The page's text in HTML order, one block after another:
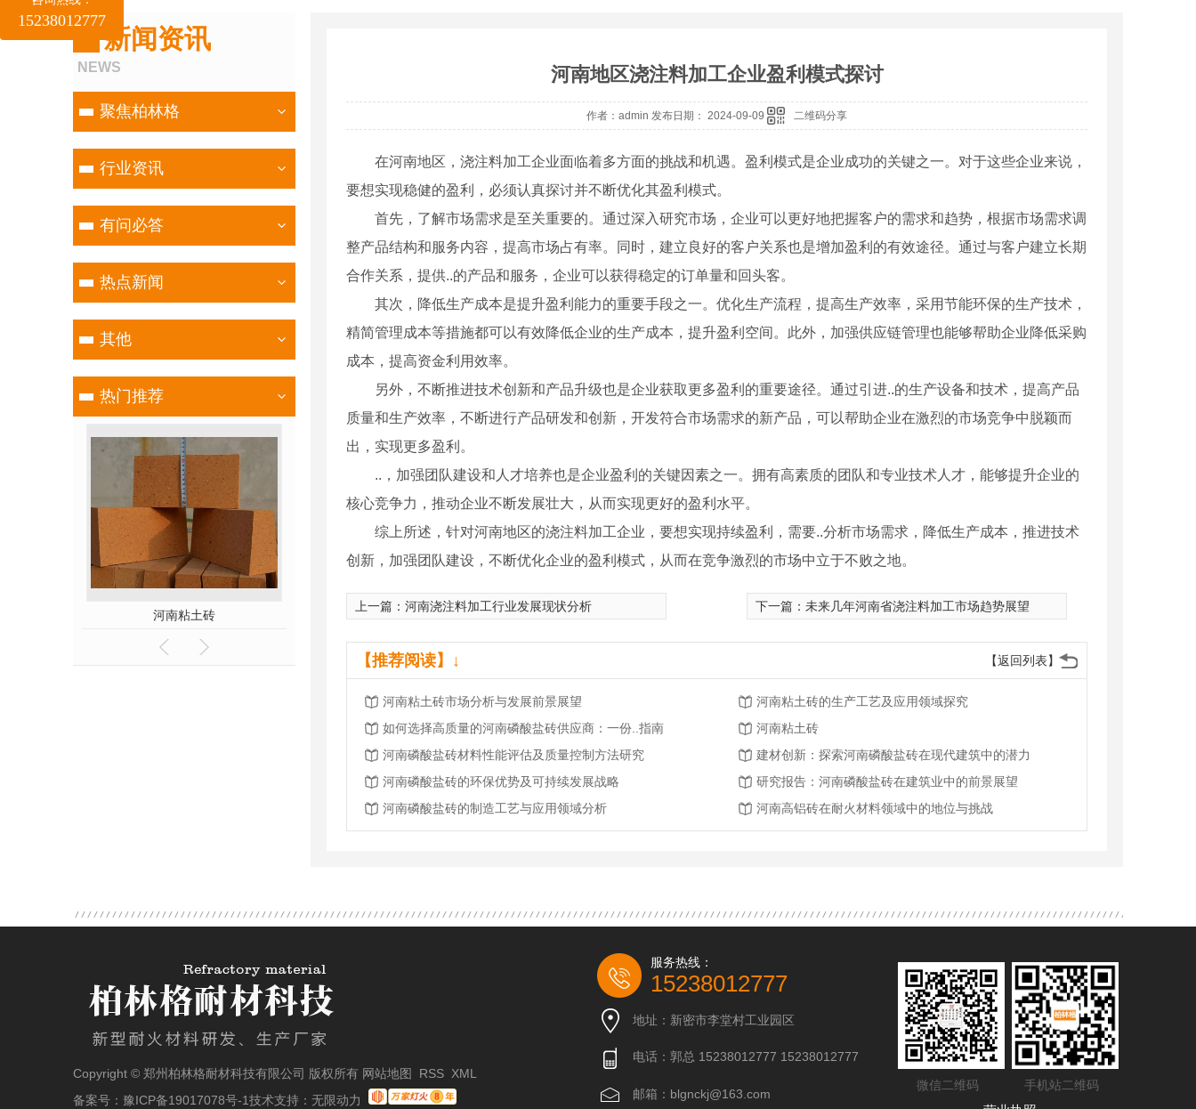
新闻资讯
NEWS
聚焦柏林格
行业资讯
有问必答
热点新闻
其他
热门推荐
河南粘土砖 河南磷酸盐砖 河南浇注料厂家
河南地区浇注料加工企业盈利模式探讨
作者：admin 发布日期： 2024-09-09 二维码分享
在河南地区，浇注料加工企业面临着多方面的挑战和机遇。盈利模式是企业成功的关键之一。对于这些企业来说，
要想实现稳健的盈利，必须认真探讨并不断优化其盈利模式。
首先，了解市场需求是至关重要的。通过深入研究市场，企业可以更好地把握客户的需求和趋势，根据市场需求调
整产品结构和服务内容，提高市场占有率。同时，建立良好的客户关系也是增加盈利的有效途径。通过与客户建立长期
合作关系，提供..的产品和服务，企业可以获得稳定的订单量和回头客。
其次，降低生产成本是提升盈利能力的重要手段之一。优化生产流程，提高生产效率，采用节能环保的生产技术，
精简管理成本等措施都可以有效降低企业的生产成本，提升盈利空间。此外，加强供应链管理也能够帮助企业降低采购
成本，提高资金利用效率。
另外，不断推进技术创新和产品升级也是企业获取更多盈利的重要途径。通过引进..的生产设备和技术，提高产品
质量和生产效率，不断进行产品研发和创新，开发符合市场需求的新产品，可以帮助企业在激烈的市场竞争中脱颖而
出，实现更多盈利。
..，加强团队建设和人才培养也是企业盈利的关键因素之一。拥有高素质的团队和专业技术人才，能够提升企业的
核心竞争力，推动企业不断发展壮大，从而实现更好的盈利水平。
综上所述，针对河南地区的浇注料加工企业，要想实现持续盈利，需要..分析市场需求，降低生产成本，推进技术
创新，加强团队建设，不断优化企业的盈利模式，从而在竞争激烈的市场中立于不败之地。
上一篇： 河南浇注料加工行业发展现状分析 下一篇： 未来几年河南省浇注料加工市场趋势展望
【返回列表】
【推荐阅读】↓
河南粘土砖市场分析与发展前景展望
河南粘土砖的生产工艺及应用领域探究
如何选择高质量的河南磷酸盐砖供应商：一份..指南
河南粘土砖
河南磷酸盐砖材料性能评估及质量控制方法研究
建材创新：探索河南磷酸盐砖在现代建筑中的潜力
河南磷酸盐砖的环保优势及可持续发展战略
研究报告：河南磷酸盐砖在建筑业中的前景展望
河南磷酸盐砖的制造工艺与应用领域分析
河南高铝砖在耐火材料领域中的地位与挑战
Copyright © 郑州柏林格耐材科技有限公司 版权所有 网站地图 RSS XML
备案号： 豫ICP备19017078号-1技术支持： 无限动力
服务热线：
15238012777
地址：新密市李堂村工业园区
电话：郭总 15238012777 15238012777
邮箱：blgnckj@163.com
微信二维码 手机站二维码
15238012777